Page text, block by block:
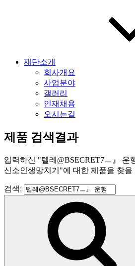
재단소개
회사개요
사업분야
갤러리
인재채용
오시는길
제품 검색결과
입력하신 "텔레@BSECRET7ㅡ』 운
신소인생망치기 "에 대한 제품을 찾을
검색: